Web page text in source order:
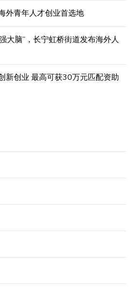
外青年人才创业首选地
大脑”，长宁虹桥街道发布海外人
新创业 最高可获30万元匹配资助